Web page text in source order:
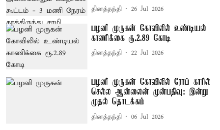
தினத்தந்தி 26 Jul 2026
பழனி முருகன் கோவிலில் உண்டியல்
காணிக்கை ரூ.2.89 கோடி
தினத்தந்தி 22 Jul 2026
பழனி முருகன் கோவிலில் ரோப் காரில்
செல்ல ஆன்லைன் முன்பதிவு: இன்று
முதல் தொடக்கம்
தினத்தந்தி 06 Jul 2026